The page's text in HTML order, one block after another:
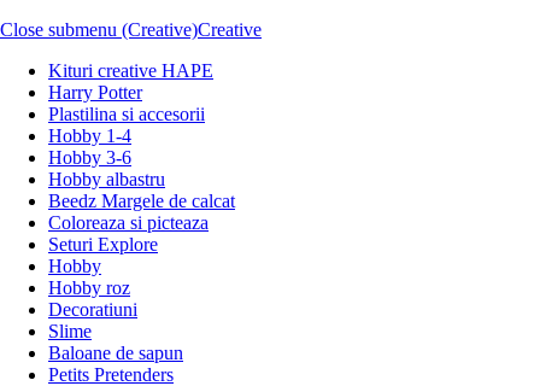
Close submenu (Creative)Creative
Kituri creative HAPE
Harry Potter
Plastilina si accesorii
Hobby 1-4
Hobby 3-6
Hobby albastru
Beedz Margele de calcat
Coloreaza si picteaza
Seturi Explore
Hobby
Hobby roz
Decoratiuni
Slime
Baloane de sapun
Petits Pretenders